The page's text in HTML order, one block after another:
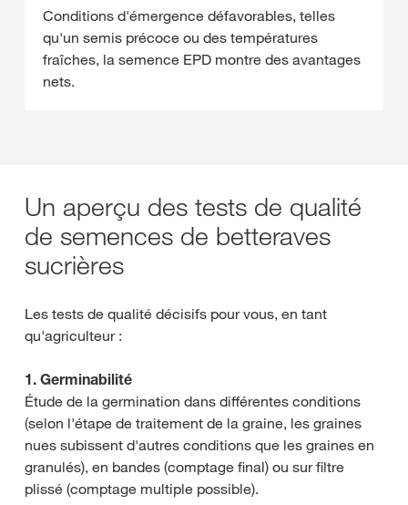
Conditions d'émergence défavorables, telles
qu'un semis précoce ou des températures
fraîches, la semence EPD montre des avantages
nets.
Un aperçu des tests de qualité
de semences de betteraves
sucrières
Les tests de qualité décisifs pour vous, en tant
qu'agriculteur :
1. Germinabilité
Étude de la germination dans différentes conditions
(selon l'étape de traitement de la graine, les graines
nues subissent d'autres conditions que les graines en
granulés), en bandes (comptage final) ou sur filtre
plissé (comptage multiple possible).